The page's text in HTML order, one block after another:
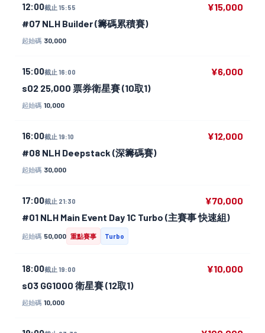
12:00截止 15:55
#07 NLH Builder (籌碼累積賽)
起始碼 30,000
¥15,000
15:00截止 16:00
s02 25,000 票券衛星賽 (10取1)
起始碼 10,000
¥6,000
16:00截止 19:10
#08 NLH Deepstack (深籌碼賽)
起始碼 30,000
¥12,000
17:00截止 21:30
#01 NLH Main Event Day 1C Turbo (主賽事 快速組)
起始碼 50,000 重點賽事 Turbo
¥70,000
18:00截止 19:00
s03 GG1000 衛星賽 (12取1)
起始碼 10,000
¥10,000